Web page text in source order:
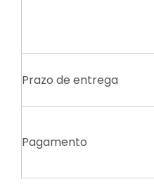
Prazo de entrega
Pagamento